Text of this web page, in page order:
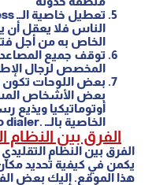
الناس فلا يعقل أن
الخاص به من أجل
توقف جميع المصاعد
المخصص لرجال
بعض اللوحات تكون
بعض الأشخاص
أوتوماتيكيا
الخاصية بالــ .auto dialer
الفرق بين النظام
الفرق بين النظام
يكمن في كيفية تحديد
هذا الموقع. إليك بعض